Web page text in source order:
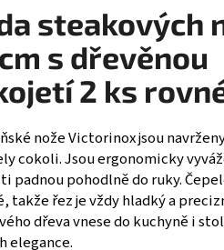
steakových
s dřevěnou
2 ks
nože Victorinox jsou
cokoli. Jsou ergonomicky
padnou pohodlně do ruky.
takže řez je vždy hladký a
dřeva vnese do kuchyně i
elegance.
KNIFE SET, 2PCS,